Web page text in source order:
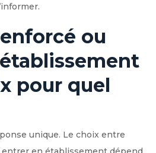
ou
pour quel
unique. Le choix entre